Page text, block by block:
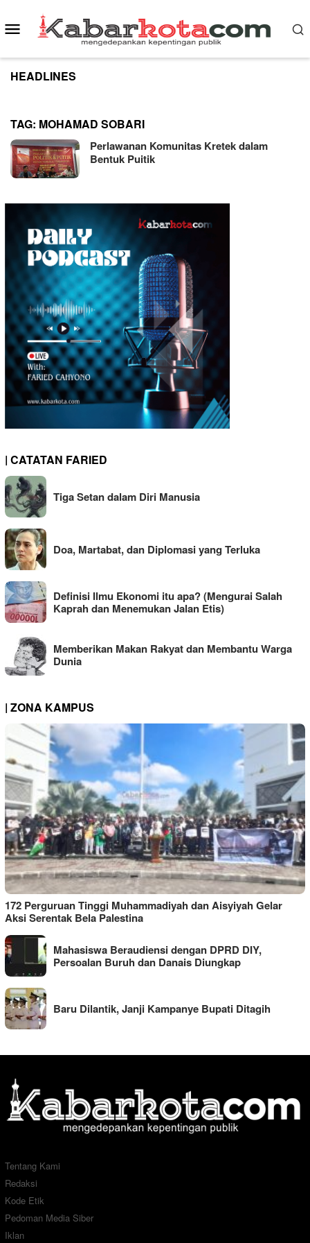
to
content
Mobile
Menu
HEADLINES
TAG: MOHAMAD SOBARI
Perlawanan Komunitas Kretek dalam
Bentuk Puitik
| CATATAN FARIED
Tiga Setan dalam Diri Manusia
Doa, Martabat, dan Diplomasi yang Terluka
Definisi Ilmu Ekonomi itu apa? (Mengurai Salah
Kaprah dan Menemukan Jalan Etis)
Memberikan Makan Rakyat dan Membantu Warga
Dunia
| ZONA KAMPUS
172 Perguruan Tinggi Muhammadiyah dan Aisyiyah Gelar
Aksi Serentak Bela Palestina
Mahasiswa Beraudiensi dengan DPRD DIY,
Persoalan Buruh dan Danais Diungkap
Baru Dilantik, Janji Kampanye Bupati Ditagih
Tentang Kami
Redaksi
Kode Etik
Pedoman Media Siber
Iklan